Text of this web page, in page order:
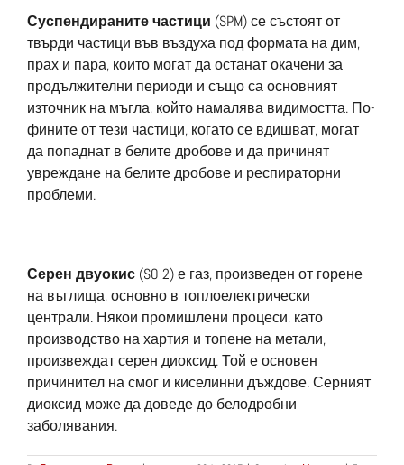
Суспендираните частици (SPM) се състоят от
твърди частици във въздуха под формата на дим,
прах и пара, които могат да останат окачени за
продължителни периоди и също са основният
източник на мъгла, който намалява видимостта. По-
фините от тези частици, когато се вдишват, могат
да попаднат в белите дробове и да причинят
увреждане на белите дробове и респираторни
проблеми.
Серен двуокис (SO 2) е газ, произведен от горене
на въглища, основно в топлоелектрически
централи. Някои промишлени процеси, като
производство на хартия и топене на метали,
произвеждат серен диоксид. Той е основен
причинител на смог и киселинни дъждове. Серният
диоксид може да доведе до белодробни
заболявания.